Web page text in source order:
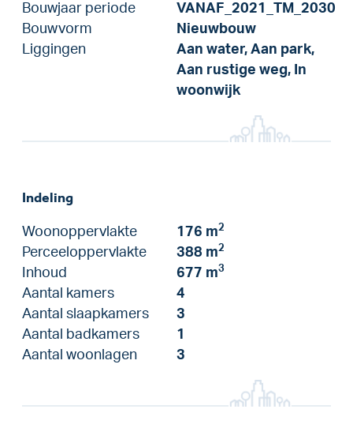
Bouwjaar periode
VANAF_2021_TM_2030
Bouwvorm
Nieuwbouw
Liggingen
Aan water, Aan park,
Aan rustige weg, In
woonwijk
Indeling
Woonoppervlakte 176 m2
Perceeloppervlakte 388 m2
Inhoud 677 m3
Aantal kamers
4
Aantal slaapkamers
3
Aantal badkamers
1
Aantal woonlagen
3